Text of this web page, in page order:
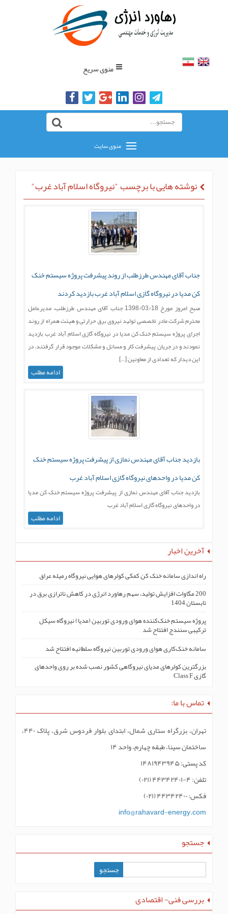
منوی سریع
منوی سایت
نوشته هایی با برچسب "نیروگاه اسلام آباد غرب"
جناب آقای مهندس طرزطلب از روند پیشرفت پروژه سیستم خنک
کن مدیا در نیروگاه گازی اسلام آباد غرب بازدید کردند
صبح امروز مورخ 1398/03/18 جناب آقای مهندس طرزطلب، مدیرعامل
محترم شرکت مادر تخصصی تولید نیروی برق حرارتی و هیئت همراه از روند
اجرای پروژه سیستم خنک کن مدیا در نیروگاه گازی اسلام آباد غرب بازدید
نمودند و در جریان پیشرفت کار و مسائل و مشکلات موجود قرار گرفتند. در
این دیدار که تعدادی از معاونین […]
ادامه مطلب
بازدید جناب آقای مهندس نمازی از پیشرفت پروژه سیستم خنک
کن مدیا در واحدهای نیروگاه گازی اسلام آباد غرب
بازدید جناب آقای مهندس نمازی از پیشرفت پروژه سیستم خنک کن مدیا
در واحدهای نیروگاه گازی اسلام آباد غرب
ادامه مطلب
آخرین اخبار
راه اندازی سامانه خنک کن کمکی کولرهای هوایی نیروگاه رمیله عراق
200 مگاوات افزایش تولید، سهم رهاورد انرژی در کاهش ناترازی برق در
تابستان 1404
پروژه سیستم خنک‌کنندە هوای ورودی توربین (مدیا) نیروگاه سیکل
ترکیبی سنندج افتتاح شد
سامانه خنک‌کاری هوای ورودی توربین نیروگاه سلطانیه افتتاح شد
بزرگترین کولرهای مدیای نیروگاهی کشور نصب شده بر روی واحدهای
گازی Class F
تماس با ما:
تهران، بزرگراه ستاری شمال، ابتدای بلوار فردوس شرق، پلاک ۴۴۰،
ساختمان سینا، طبقه چهارم، واحد ۱۴
کد پستی: ۱۴۸۱۹۴۳۹۴۵
تلفن: ۴-۴۴۳۴۲۴۰۱ (۰۲۱)
فکس: ۴۴۳۴۲۴۰۰ (۰۲۱)
info@rahavard-energy.com
جستجو
بررسی فنی- اقتصادی